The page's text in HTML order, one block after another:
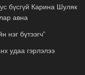
бүсгүй Карина Шуляк
авна
нэг бүтээгч”
удаа гэрлэлээ